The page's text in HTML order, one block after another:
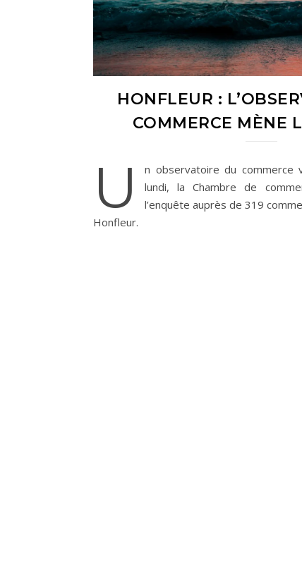
HONFLEUR :
COMMERCE MÈNE
U
n observatoire du commerce
lundi, la Chambre de
l’enquête auprès de 319
Honfleur.